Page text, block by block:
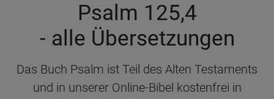
Psalm 125,4
- alle Übersetzungen
Das Buch Psalm ist Teil des Alten Testaments
und in unserer Online-Bibel kostenfrei in